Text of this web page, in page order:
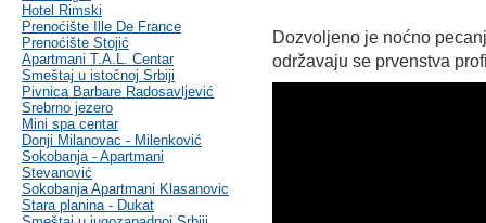
Hotel Rimski
Prenoćište Ille De France
Prenoćište Stojić
Apartmani T.A.L. Centar
Smeštaj u istočnoj Srbiji
Pivnica Barbare Radosavljević
Srebrno jezero
Mini spa centar
Donji Milanovac - Milenković
Sokobanja - Apartmani
Stevanović
Sokobanja Apartmani Klasanovic
Stara planina - Dukat
Dozvoljeno je noćno
održavaju se prvenstva